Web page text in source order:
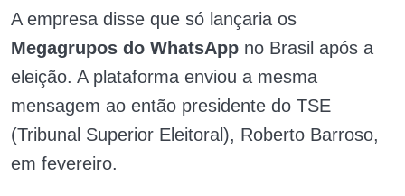
A empresa disse que só lançaria os
Megagrupos do WhatsApp no Brasil após a
eleição. A plataforma enviou a mesma
mensagem ao então presidente do TSE
(Tribunal Superior Eleitoral), Roberto Barroso,
em fevereiro.